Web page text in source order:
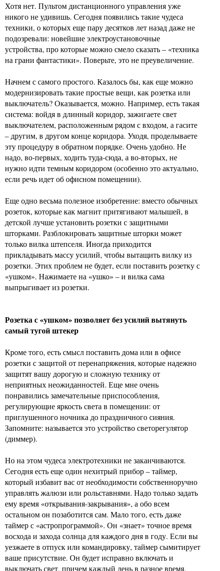
Хотя нет. Пультом дистанционного управления уже
никого не удивишь. Сегодня появились такие чудеса
техники, о которых еще пару десятков лет назад даже не
подозревали: новейшие электроустановочные
устройства, про которые можно смело сказать – «техника
на грани фантастики». Поверьте, это не преувеличение.
Начнем с самого простого. Казалось бы, как еще можно
модернизировать такие простые вещи, как розетка или
выключатель? Оказывается, можно. Например, есть такая
система: войдя в длинный коридор, зажигаете свет
выключателем, расположенным рядом с входом, а гасите
– другим, в другом конце коридора. Уходя, проделываете
эту процедуру в обратном порядке. Очень удобно. Не
надо, во-первых, ходить туда-сюда, а во-вторых, не
нужно идти темным коридором (особенно это актуально,
если речь идет об офисном помещении).
Еще одно весьма полезное изобретение: вместо обычных
розеток, которые как магнит притягивают малышей, в
детской лучше установить розетки с защитными
шторками. Разблокировать защитные шторки может
только вилка штепселя. Иногда приходится
прикладывать массу усилий, чтобы вытащить вилку из
розетки. Этих проблем не будет, если поставить розетку с
«ушком». Нажимаете на «ушко» – и вилка сама
выпрыгивает из розетки.
Розетка с «ушком» позволяет без усилий вытянуть
самый тугой штекер
Кроме того, есть смысл поставить дома или в офисе
розетки с защитой от перенапряжения, которые надежно
защитят вашу дорогую и сложную технику от
неприятных неожиданностей. Еще мне очень
понравились замечательные приспособления,
регулирующие яркость света в помещении: от
приглушенного ночника до праздничного сияния.
Запомните: называется это устройство светорегулятор
(диммер).
Но на этом чудеса электротехники не заканчиваются.
Сегодня есть еще один нехитрый прибор – таймер,
который избавит вас от необходимости собственноручно
управлять жалюзи или рольставнями. Надо только задать
ему время «открывания-закрывания», а обо всем
остальном он позаботится сам. Мало того, есть даже
таймер с «астропрограммой». Он «знает» точное время
восхода и захода солнца для каждого дня в году. Если вы
уезжаете в отпуск или командировку, таймер сымитирует
ваше присутствие. Он будет исправно включать и
выключать свет, причем каждый день в разное время.